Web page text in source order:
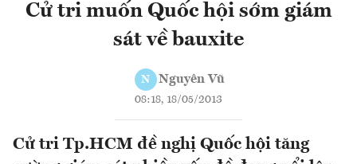
Cử tri muốn Quốc hội sớm giám
sát về bauxite
N Nguyên Vũ
08:18, 18/05/2013
Cử tri Tp.HCM đề nghị Quốc hội tăng